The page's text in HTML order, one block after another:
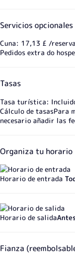
Servicios opcionales
Cuna: 17,13 £ /reserva
Pedidos extra do
Tasas
Tasa turística:
Cálculo de tasasPara
necesario añadir las
Organiza tu horario
Horario de entrada
Horario de salida
Fianza